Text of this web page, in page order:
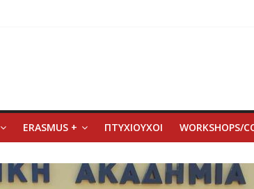
ERASMUS + ΠΤΥΧΙΟΥΧΟΙ WORKSHOPS/